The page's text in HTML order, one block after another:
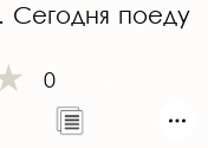
Сегодня поеду
0